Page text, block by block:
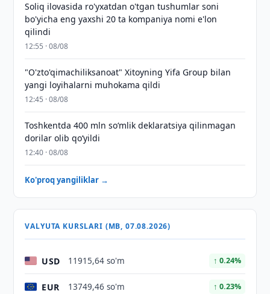
Soliq ilovasida ro'yxatdan o'tgan tushumlar soni
bo'yicha eng yaxshi 20 ta kompaniya nomi e'lon
qilindi
12:55 · 08/08
"O'zto'qimachiliksanoat" Xitoyning Yifa Group bilan
yangi loyihalarni muhokama qildi
12:45 · 08/08
Toshkentda 400 mln so‘mlik deklaratsiya qilinmagan
dorilar olib qo‘yildi
12:40 · 08/08
Ko'proq yangiliklar →
VALYUTA KURSLARI (MB, 07.08.2026)
USD 11915,64 so'm ↑ 0.24%
EUR 13749,46 so'm ↑ 0.23%